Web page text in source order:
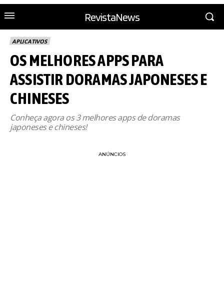
RevistaNews
APLICATIVOS
OS MELHORES APPS PARA
ASSISTIR DORAMAS JAPONESES E
CHINESES
Conheça agora os 3 melhores apps de doramas
japoneses e chineses!
ANÚNCIOS